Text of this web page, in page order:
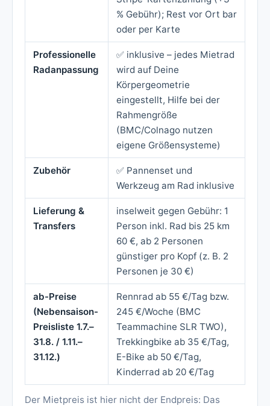
% Gebühr); Rest vor Ort bar
oder per Karte
Professionelle
Radanpassung
✅ inklusive – jedes Mietrad
wird auf Deine
Körpergeometrie
eingestellt, Hilfe bei der
Rahmengröße
(BMC/Colnago nutzen
eigene Größensysteme)
Zubehör
✅ Pannenset und
Werkzeug am Rad inklusive
Lieferung &
Transfers
inselweit gegen Gebühr: 1
Person inkl. Rad bis 25 km
60 €, ab 2 Personen
günstiger pro Kopf (z. B. 2
Personen je 30 €)
ab-Preise
(Nebensaison-
Preisliste 1.7.–
31.8. / 1.11.–
31.12.)
Rennrad ab 55 €/Tag bzw.
245 €/Woche (BMC
Teammachine SLR TWO),
Trekkingbike ab 35 €/Tag,
E-Bike ab 50 €/Tag,
Kinderrad ab 20 €/Tag
Der Mietpreis ist hier nicht der Endpreis: Das